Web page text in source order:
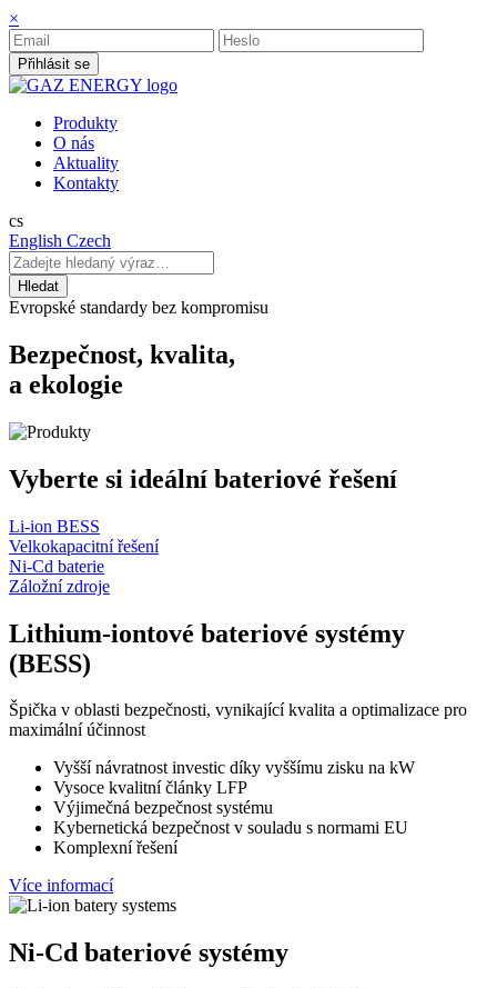
×
Přihlásit se
Produkty
O nás
Aktuality
Kontakty
cs
English Czech
Evropské standardy bez kompromisu
Bezpečnost, kvalita,
a ekologie
Vyberte si ideální bateriové řešení
Li-ion BESS
Velkokapacitní řešení
Ni-Cd baterie
Záložní zdroje
Lithium-iontové bateriové systémy
(BESS)
Špička v oblasti bezpečnosti, vynikající kvalita a optimalizace pro
maximální účinnost
Vyšší návratnost investic díky vyššímu zisku na kW
Vysoce kvalitní články LFP
Výjimečná bezpečnost systému
Kybernetická bezpečnost v souladu s normami EU
Komplexní řešení
Více informací
Ni-Cd bateriové systémy